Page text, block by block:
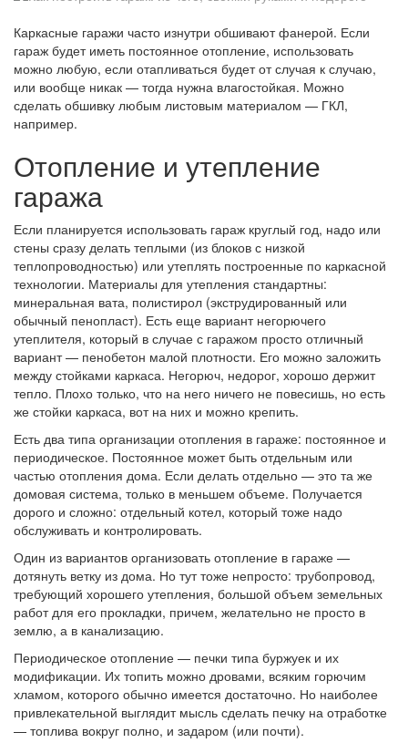
Каркасные гаражи часто изнутри обшивают фанерой. Если
гараж будет иметь постоянное отопление, использовать
можно любую, если отапливаться будет от случая к случаю,
или вообще никак — тогда нужна влагостойкая. Можно
сделать обшивку любым листовым материалом — ГКЛ,
например.
Отопление и утепление
гаража
Если планируется использовать гараж круглый год, надо или
стены сразу делать теплыми (из блоков с низкой
теплопроводностью) или утеплять построенные по каркасной
технологии. Материалы для утепления стандартны:
минеральная вата, полистирол (экструдированный или
обычный пенопласт). Есть еще вариант негорючего
утеплителя, который в случае с гаражом просто отличный
вариант — пенобетон малой плотности. Его можно заложить
между стойками каркаса. Негорюч, недорог, хорошо держит
тепло. Плохо только, что на него ничего не повесишь, но есть
же стойки каркаса, вот на них и можно крепить.
Есть два типа организации отопления в гараже: постоянное и
периодическое. Постоянное может быть отдельным или
частью отопления дома. Если делать отдельно — это та же
домовая система, только в меньшем объеме. Получается
дорого и сложно: отдельный котел, который тоже надо
обслуживать и контролировать.
Один из вариантов организовать отопление в гараже —
дотянуть ветку из дома. Но тут тоже непросто: трубопровод,
требующий хорошего утепления, большой объем земельных
работ для его прокладки, причем, желательно не просто в
землю, а в канализацию.
Периодическое отопление — печки типа буржуек и их
модификации. Их топить можно дровами, всяким горючим
хламом, которого обычно имеется достаточно. Но наиболее
привлекательной выглядит мысль сделать печку на отработке
— топлива вокруг полно, и задаром (или почти).